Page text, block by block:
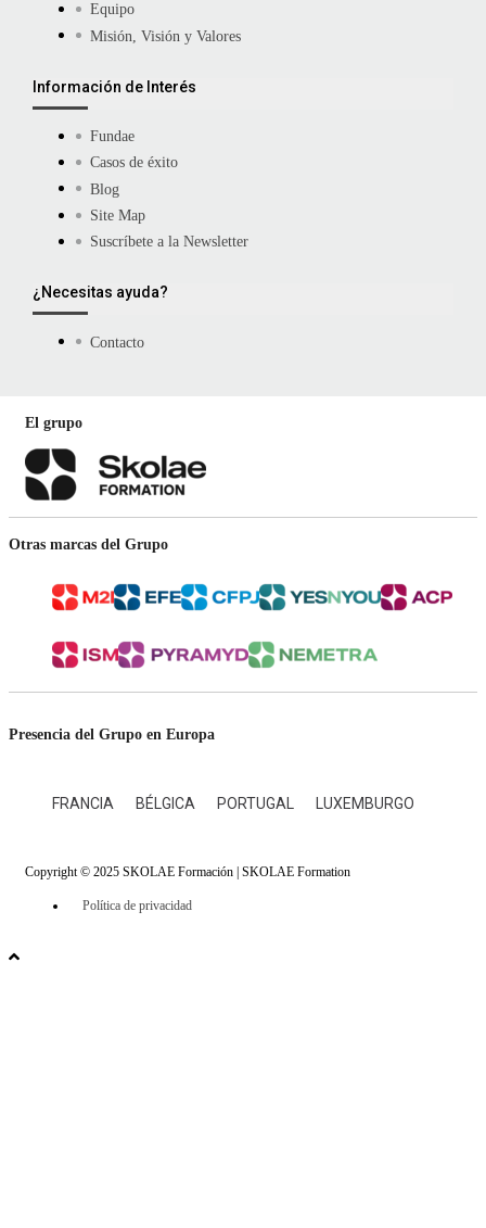
Equipo
Misión, Visión y Valores
Información de Interés
Fundae
Casos de éxito
Blog
Site Map
Suscríbete a la Newsletter
¿Necesitas ayuda?
Contacto
El grupo
Otras marcas del Grupo
Presencia del Grupo en Europa
FRANCIA BÉLGICA PORTUGAL LUXEMBURGO
Copyright © 2025 SKOLAE Formación | SKOLAE Formation
Política de privacidad